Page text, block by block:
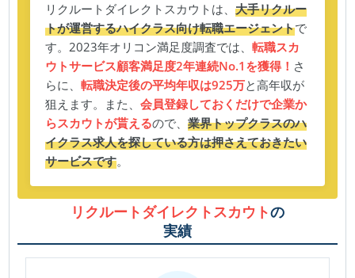
リクルートダイレクトスカウトは、大手リクルー
トが運営するハイクラス向け転職エージェントで
す。2023年オリコン満足度調査では、転職スカ
ウトサービス顧客満足度2年連続No.1を獲得！ さ
らに、転職決定後の平均年収は925万と高年収が
狙えます。また、会員登録しておくだけで企業か
らスカウトが貰えるので、業界トップクラスのハ
イクラス求人を探している方は押さえておきたい
サービスです。
リクルートダイレクトスカウトの
実績